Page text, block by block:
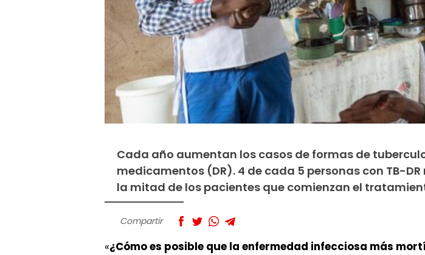
Cada año aumentan los casos de formas de
medicamentos (DR). 4 de cada 5 personas con TB-
la mitad de los pacientes que comienzan el
Compartir
«¿Cómo es posible que la enfermedad infecciosa más